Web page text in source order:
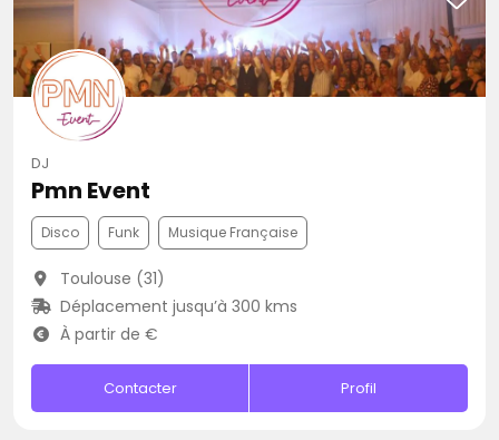
DJ
Pmn Event
Disco Funk Musique Française
Toulouse (31)
Déplacement jusqu’à 300 kms
À partir de €
Contacter Profil